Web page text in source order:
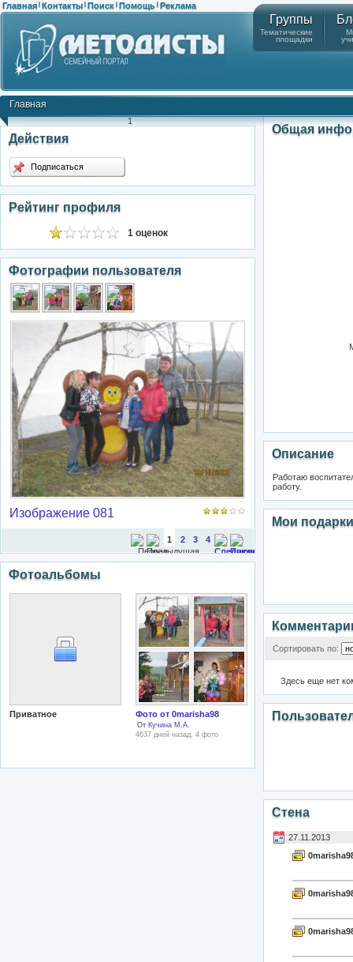
Главная | Контакты | Поиск | Помощь | Реклама
Группы
Тематические
площадки
Главная
1
Действия
Подписаться
Рейтинг профиля
1 оценок
Фотографии пользователя
Изображение 081
1 2 3 4
Фотоальбомы
Приватное Фото от 0marisha98
От Кучина М.А.
4637 дней назад, 4 фото
Общая
Описание
Работаю
работу.
Мои подарки
Сортировать по:
Здесь еще нет
Стена
27.11.2013